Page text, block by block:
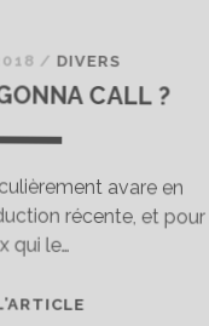
/ DIVERS
CALL ?
avare en
récente, et pour
qui le…
WHO